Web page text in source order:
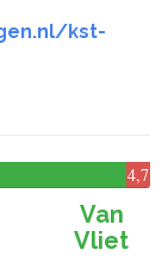
kst-
4,7
Van
Vliet